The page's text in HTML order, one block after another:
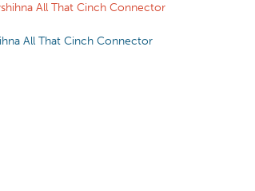
All That Cinch Connector